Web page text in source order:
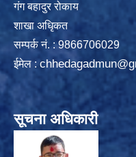
गंग बहादुर रोकाय
शाखा अधिृकत
सम्पर्क न‌ं. : 9866706029
ईमेल :
सूचना अधिकारी